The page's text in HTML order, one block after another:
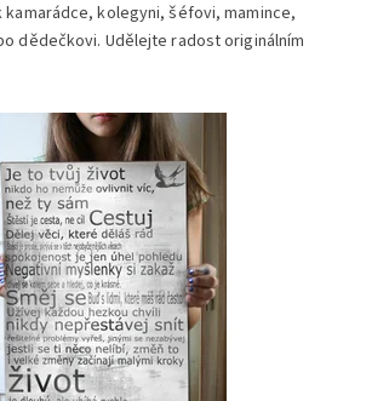
kolegyni, šéfovi, mamince,
dědečkovi. Udělejte radost originálním